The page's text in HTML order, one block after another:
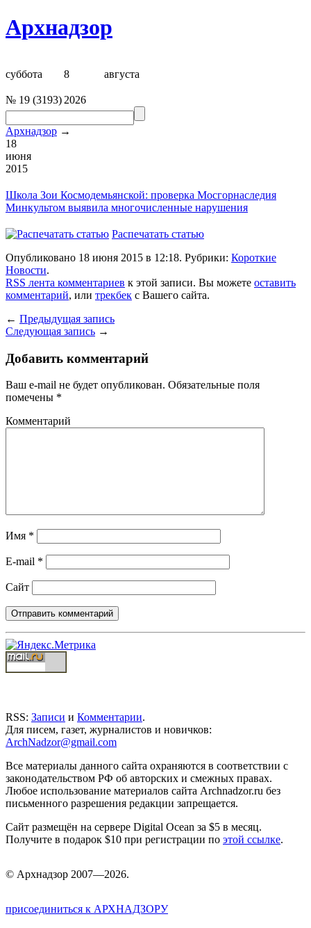
Архнадзор
суббота 8 августа
№ 19 (3193) 2026
Архнадзор →
18
июня
2015
Школа Зои Космодемьянской: проверка Мосгорнаследия
Минкультом выявила многочисленные нарушения
Распечатать статью
Опубликовано 18 июня 2015 в 12:18. Рубрики: Короткие
Новости.
RSS лента комментариев к этой записи. Вы можете оставить
комментарий, или трекбек с Вашего сайта.
← Предыдущая запись
Следующая запись →
Добавить комментарий
Ваш e-mail не будет опубликован. Обязательные поля
помечены *
Комментарий
Имя *
E-mail *
Сайт
RSS: Записи и Комментарии.
Для писем, газет, журналистов и новичков:
ArchNadzor@gmail.com
Все материалы данного сайта охраняются в соответствии с
законодательством РФ об авторских и смежных правах.
Любое использование материалов сайта Archnadzor.ru без
письменного разрешения редакции запрещается.
Сайт размещён на сервере Digital Ocean за $5 в месяц.
Получите в подарок $10 при регистрации по этой ссылке.
© Архнадзор 2007—2026.
присоединиться к АРХНАДЗОРУ